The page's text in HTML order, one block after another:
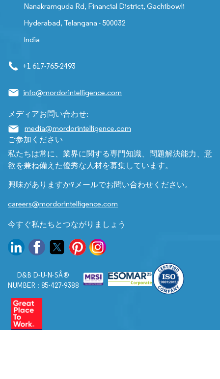
Nanakramguda Rd, Financial District, Gachibowli
Hyderabad, Telangana - 500032
India
+1 617-765-2493
info@mordorintelligence.com
メディアお問い合わせ:
media@mordorintelligence.com
ご参加ください
私たちは常に、業界に関する専門知識、問題解決能力、意
欲を兼ね備えた優秀な人材を募集しています。
興味がありますか?メールでお問い合わせください。
careers@mordorintelligence.com
今すぐ私たちとつながりましょう
D&B D-U-N-SÂ®
NUMBER : 85-427-9388